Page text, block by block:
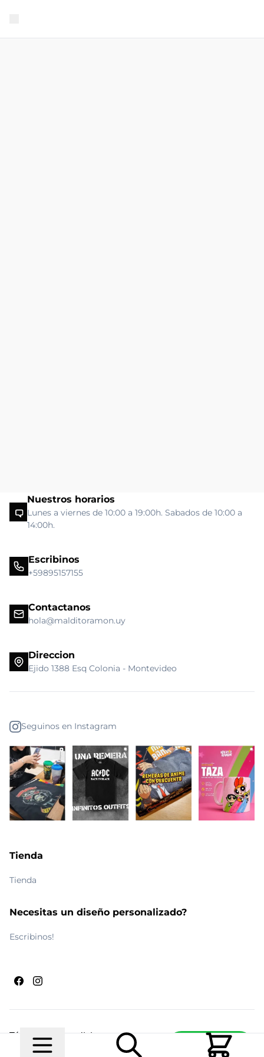
Escribinos
Nuestros horarios
Lunes a viernes de 10:00 a 19:00h. Sabados de 10:00 a
14:00h.
Escribinos
+59895157155
Contactanos
hola@malditoramon.uy
Direccion
Ejido 1388 Esq Colonia - Montevideo
Seguinos en Instagram
Tienda
Tienda
Necesitas un diseño personalizado?
Escribinos!
© 2026 Maldito RamónRealizado por Ecwid de
Términos y condiciones